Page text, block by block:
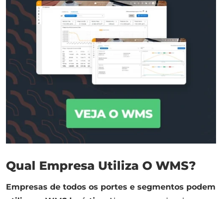
Qual Empresa Utiliza O WMS?
Empresas de todos os portes e segmentos podem